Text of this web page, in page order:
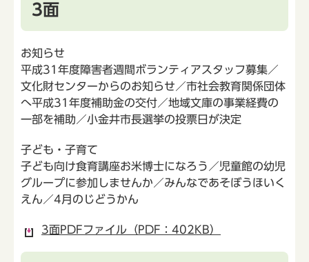
3面
お知らせ
平成31年度障害者週間ボランティアスタッフ募集／
文化財センターからのお知らせ／市社会教育関係団体
へ平成31年度補助金の交付／地域文庫の事業経費の
一部を補助／小金井市長選挙の投票日が決定
子ども・子育て
子ども向け食育講座お米博士になろう／児童館の幼児
グループに参加しませんか／みんなであそぼうほいく
えん／4月のじどうかん
3面PDFファイル（PDF：402KB）